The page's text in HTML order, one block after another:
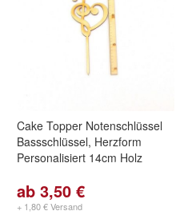
Cake Topper Notenschlüssel
Bassschlüssel, Herzform
Personalisiert 14cm Holz
ab 3,50 €
+ 1,80 € Versand